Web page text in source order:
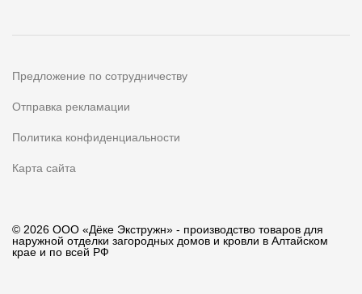
Предложение по сотрудничеству
Отправка рекламации
Политика конфиденциальности
Карта сайта
© 2026 ООО «Дёке Экстружн» - производство товаров для
наружной отделки загородных домов и кровли в Алтайском
крае и по всей РФ